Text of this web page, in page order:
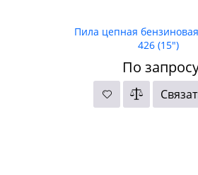
Пила цепная бензиновая
426 (15")
По